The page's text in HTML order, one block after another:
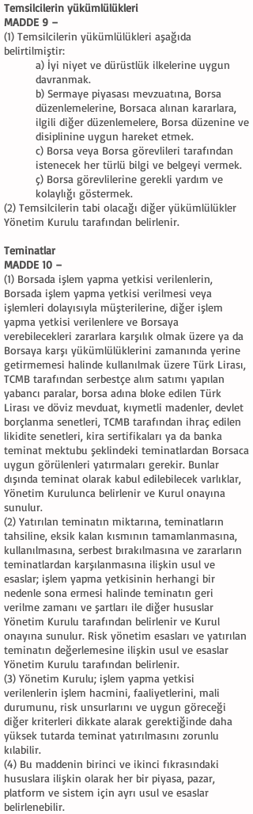
Temsilcilerin yükümlülükleri
MADDE 9 –
(1) Temsilcilerin yükümlülükleri aşağıda
belirtilmiştir:
a) İyi niyet ve dürüstlük ilkelerine uygun
davranmak.
b) Sermaye piyasası mevzuatına, Borsa
düzenlemelerine, Borsaca alınan kararlara,
ilgili diğer düzenlemelere, Borsa düzenine ve
disiplinine uygun hareket etmek.
c) Borsa veya Borsa görevlileri tarafından
istenecek her türlü bilgi ve belgeyi vermek.
ç) Borsa görevlilerine gerekli yardım ve
kolaylığı göstermek.
(2) Temsilcilerin tabi olacağı diğer yükümlülükler
Yönetim Kurulu tarafından belirlenir.
Teminatlar
MADDE 10 –
(1) Borsada işlem yapma yetkisi verilenlerin,
Borsada işlem yapma yetkisi verilmesi veya
işlemleri dolayısıyla müşterilerine, diğer işlem
yapma yetkisi verilenlere ve Borsaya
verebilecekleri zararlara karşılık olmak üzere ya da
Borsaya karşı yükümlülüklerini zamanında yerine
getirmemesi halinde kullanılmak üzere Türk Lirası,
TCMB tarafından serbestçe alım satımı yapılan
yabancı paralar, borsa adına bloke edilen Türk
Lirası ve döviz mevduat, kıymetli madenler, devlet
borçlanma senetleri, TCMB tarafından ihraç edilen
likidite senetleri, kira sertifikaları ya da banka
teminat mektubu şeklindeki teminatlardan Borsaca
uygun görülenleri yatırmaları gerekir. Bunlar
dışında teminat olarak kabul edilebilecek varlıklar,
Yönetim Kurulunca belirlenir ve Kurul onayına
sunulur.
(2) Yatırılan teminatın miktarına, teminatların
tahsiline, eksik kalan kısmının tamamlanmasına,
kullanılmasına, serbest bırakılmasına ve zararların
teminatlardan karşılanmasına ilişkin usul ve
esaslar; işlem yapma yetkisinin herhangi bir
nedenle sona ermesi halinde teminatın geri
verilme zamanı ve şartları ile diğer hususlar
Yönetim Kurulu tarafından belirlenir ve Kurul
onayına sunulur. Risk yönetim esasları ve yatırılan
teminatın değerlemesine ilişkin usul ve esaslar
Yönetim Kurulu tarafından belirlenir.
(3) Yönetim Kurulu; işlem yapma yetkisi
verilenlerin işlem hacmini, faaliyetlerini, mali
durumunu, risk unsurlarını ve uygun göreceği
diğer kriterleri dikkate alarak gerektiğinde daha
yüksek tutarda teminat yatırılmasını zorunlu
kılabilir.
(4) Bu maddenin birinci ve ikinci fıkrasındaki
hususlara ilişkin olarak her bir piyasa, pazar,
platform ve sistem için ayrı usul ve esaslar
belirlenebilir.